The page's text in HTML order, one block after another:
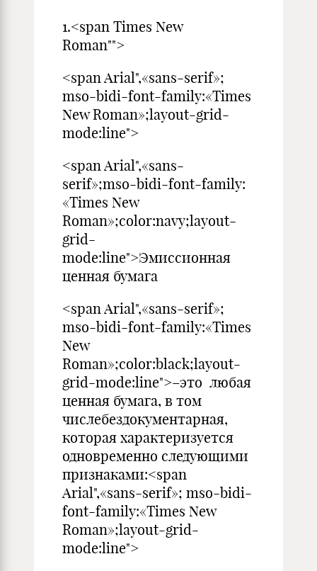
1.<span Times New
Roman"">
<span Arial",«sans-serif»;
mso-bidi-font-family:«Times
New Roman»;layout-grid-
mode:line">
<span Arial",«sans-
serif»;mso-bidi-font-family:
«Times New
Roman»;color:navy;layout-
grid-
mode:line">Эмиссионная
ценная бумага
<span Arial",«sans-serif»;
mso-bidi-font-family:«Times
New
Roman»;color:black;layout-
grid-mode:line">–это любая
ценная бумага, в том
числебездокументарная,
которая характеризуется
одновременно следующими
признаками:<span
Arial",«sans-serif»; mso-bidi-
font-family:«Times New
Roman»;layout-grid-
mode:line">